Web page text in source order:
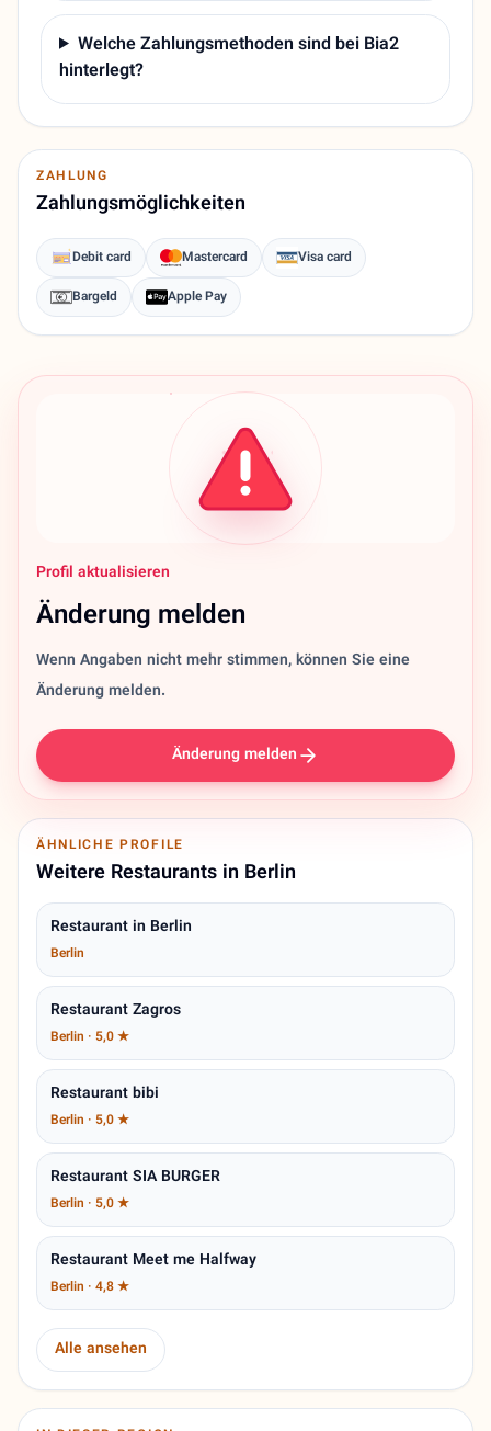
Welche Zahlungsmethoden sind bei Bia2
hinterlegt?
ZAHLUNG
Zahlungsmöglichkeiten
Debit card Mastercard
Visa card
Bargeld
Apple Pay
Profil aktualisieren
Änderung melden
Wenn Angaben nicht mehr stimmen, können Sie eine
Änderung melden.
Änderung melden
ÄHNLICHE PROFILE
Weitere Restaurants in Berlin
Restaurant in Berlin
Berlin
Restaurant Zagros
Berlin · 5,0 ★
Restaurant bibi
Berlin · 5,0 ★
Restaurant SIA BURGER
Berlin · 5,0 ★
Restaurant Meet me Halfway
Berlin · 4,8 ★
Alle ansehen